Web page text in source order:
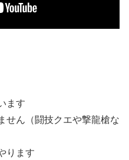
ます
せん（闘技クエや撃龍槍な
ります